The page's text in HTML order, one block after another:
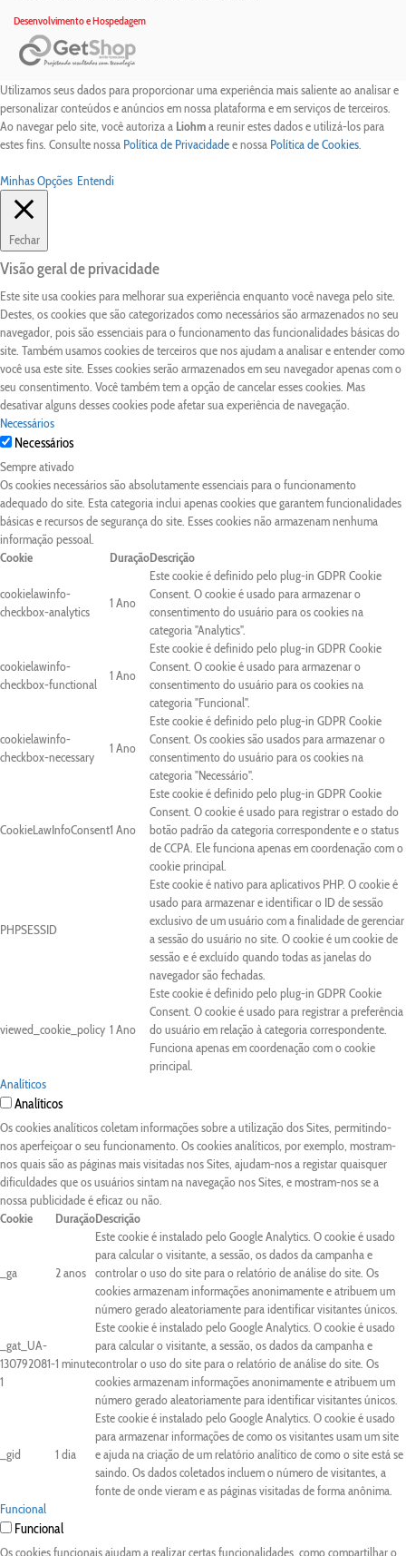
Desenvolvimento e Hospedagem
Utilizamos seus dados para proporcionar uma experiência mais saliente ao analisar e
personalizar conteúdos e anúncios em nossa plataforma e em serviços de terceiros.
Ao navegar pelo site, você autoriza a Liohma reunir estes dados e utilizá-los para
estes fins. Consulte nossa Política de Privacidadee nossa Política de Cookies.
Minhas Opções Entendi
Fechar
Visão geral de privacidade
Este site usa cookies para melhorar sua experiência enquanto você navega pelo site.
Destes, os cookies que são categorizados como necessários são armazenados no seu
navegador, pois são essenciais para o funcionamento das funcionalidades básicas do
site. Também usamos cookies de terceiros que nos ajudam a analisar e entender como
você usa este site. Esses cookies serão armazenados em seu navegador apenas com o
seu consentimento. Você também tem a opção de cancelar esses cookies. Mas
desativar alguns desses cookies pode afetar sua experiência de navegação.
Necessários
Necessários
Sempre ativado
Os cookies necessários são absolutamente essenciais para o funcionamento
adequado do site. Esta categoria inclui apenas cookies que garantem funcionalidades
básicas e recursos de segurança do site. Esses cookies não armazenam nenhuma
informação pessoal.
Cookie
DuraçãoDescrição
cookielawinfo-
checkbox-analytics
1 Ano
Este cookie é definido pelo plug-in GDPR Cookie
Consent. O cookie é usado para armazenar o
consentimento do usuário para os cookies na
categoria "Analytics".
cookielawinfo-
checkbox-functional
1 Ano
Este cookie é definido pelo plug-in GDPR Cookie
Consent. O cookie é usado para armazenar o
consentimento do usuário para os cookies na
categoria "Funcional".
cookielawinfo-
checkbox-necessary
1 Ano
Este cookie é definido pelo plug-in GDPR Cookie
Consent. Os cookies são usados para armazenar o
consentimento do usuário para os cookies na
categoria "Necessário".
CookieLawInfoConsent1 Ano
Este cookie é definido pelo plug-in GDPR Cookie
Consent. O cookie é usado para registrar o estado do
botão padrão da categoria correspondente e o status
de CCPA. Ele funciona apenas em coordenação com o
cookie principal.
PHPSESSID
Este cookie é nativo para aplicativos PHP. O cookie é
usado para armazenar e identificar o ID de sessão
exclusivo de um usuário com a finalidade de gerenciar
a sessão do usuário no site. O cookie é um cookie de
sessão e é excluído quando todas as janelas do
navegador são fechadas.
viewed_cookie_policy 1 Ano
Este cookie é definido pelo plug-in GDPR Cookie
Consent. O cookie é usado para registrar a preferência
do usuário em relação à categoria correspondente.
Funciona apenas em coordenação com o cookie
principal.
Analíticos
Analíticos
Os cookies analíticos coletam informações sobre a utilização dos Sites, permitindo-
nos aperfeiçoar o seu funcionamento. Os cookies analíticos, por exemplo, mostram-
nos quais são as páginas mais visitadas nos Sites, ajudam-nos a registar quaisquer
dificuldades que os usuários sintam na navegação nos Sites, e mostram-nos se a
nossa publicidade é eficaz ou não.
Cookie
DuraçãoDescrição
_ga 2 anos
Este cookie é instalado pelo Google Analytics. O cookie é usado
para calcular o visitante, a sessão, os dados da campanha e
controlar o uso do site para o relatório de análise do site. Os
cookies armazenam informações anonimamente e atribuem um
número gerado aleatoriamente para identificar visitantes únicos.
_gat_UA-
130792081-
1
1 minute
Este cookie é instalado pelo Google Analytics. O cookie é usado
para calcular o visitante, a sessão, os dados da campanha e
controlar o uso do site para o relatório de análise do site. Os
cookies armazenam informações anonimamente e atribuem um
número gerado aleatoriamente para identificar visitantes únicos.
_gid 1 dia
Este cookie é instalado pelo Google Analytics. O cookie é usado
para armazenar informações de como os visitantes usam um site
e ajuda na criação de um relatório analítico de como o site está se
saindo. Os dados coletados incluem o número de visitantes, a
fonte de onde vieram e as páginas visitadas de forma anônima.
Funcional
Funcional
Os cookies funcionais ajudam a realizar certas funcionalidades, como compartilhar o